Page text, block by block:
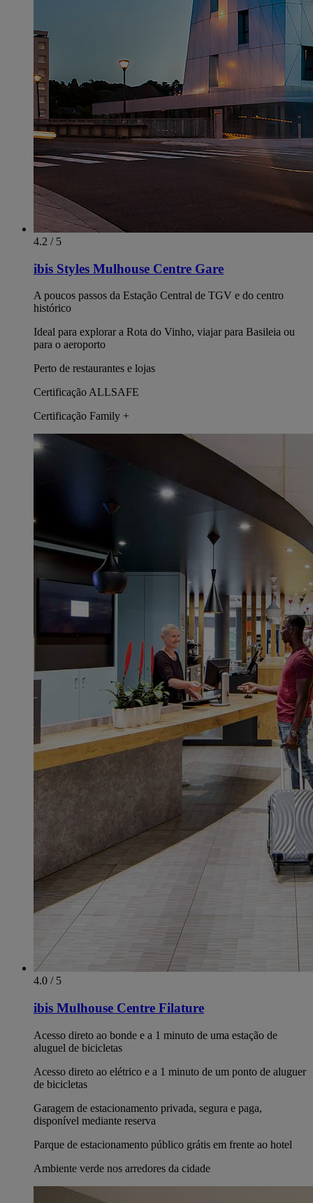
4.2 / 5
ibis Styles Mulhouse Centre Gare
A poucos passos da Estação Central de TGV e do centro
histórico
Ideal para explorar a Rota do Vinho, viajar para Basileia ou
para o aeroporto
Perto de restaurantes e lojas
Certificação ALLSAFE
Certificação Family +
4.0 / 5
ibis Mulhouse Centre Filature
Acesso direto ao bonde e a 1 minuto de uma estação de
aluguel de bicicletas
Acesso direto ao elétrico e a 1 minuto de um ponto de aluguer
de bicicletas
Garagem de estacionamento privada, segura e paga,
disponível mediante reserva
Parque de estacionamento público grátis em frente ao hotel
Ambiente verde nos arredores da cidade